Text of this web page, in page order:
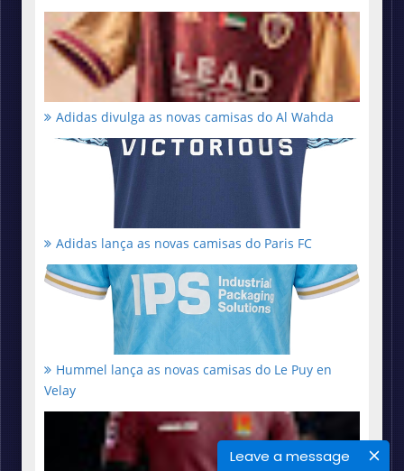
Leave a message
Adidas divulga as novas camisas do Al Wahda
Adidas lança as novas camisas do Paris FC
Hummel lança as novas camisas do Le Puy en
Velay